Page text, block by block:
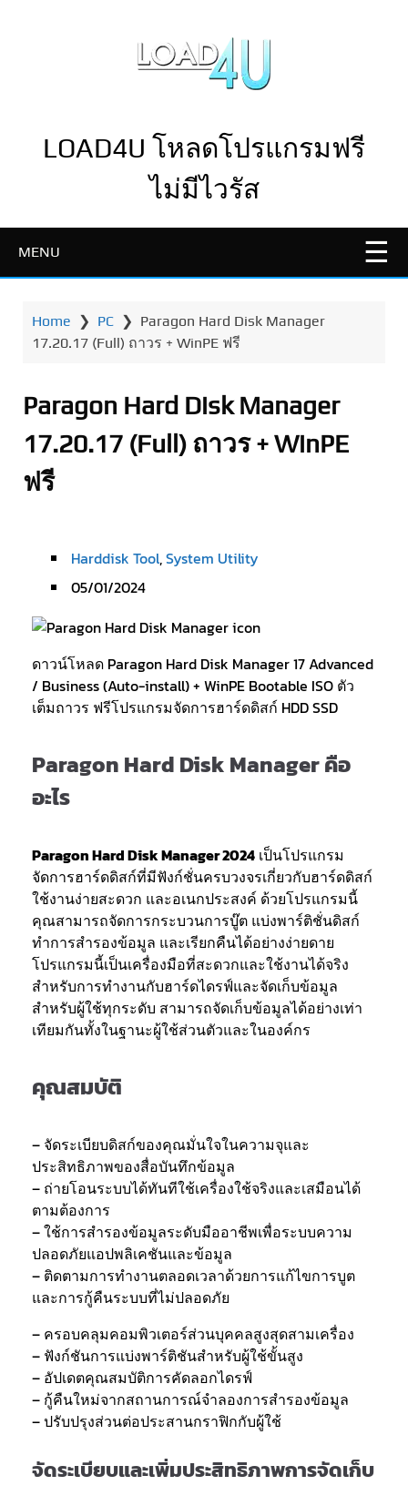
LOAD4U โหลดโปรแกรมฟรี
ไม่มีไวรัส
MENU
Home ❯ PC ❯ Paragon Hard Disk Manager
17.20.17 (Full) ถาวร + WinPE ฟรี
Paragon Hard Disk Manager
17.20.17 (Full) ถาวร + WinPE
ฟรี
Harddisk Tool,System Utility
05/01/2024
ดาวน์โหลด Paragon Hard Disk Manager 17 Advanced
/ Business (Auto-install) + WinPE Bootable ISO ตัว
เต็มถาวร ฟรีโปรแกรมจัดการฮาร์ดดิสก์ HDD SSD
Paragon Hard Disk Manager คือ
อะไร
Paragon Hard Disk Manager 2024 เป็นโปรแกรม
จัดการฮาร์ดดิสก์ที่มีฟังก์ชั่นครบวงจรเกี่ยวกับฮาร์ดดิสก์
ใช้งานง่ายสะดวก และอเนกประสงค์ ด้วยโปรแกรมนี้
คุณสามารถจัดการกระบวนการบู๊ต แบ่งพาร์ติชั่นดิสก์
ทำการสำรองข้อมูล และเรียกคืนได้อย่างง่ายดาย
โปรแกรมนี้เป็นเครื่องมือที่สะดวกและใช้งานได้จริง
สำหรับการทำงานกับฮาร์ดไดรฟ์และจัดเก็บข้อมูล
สำหรับผู้ใช้ทุกระดับ สามารถจัดเก็บข้อมูลได้อย่างเท่า
เทียมกันทั้งในฐานะผู้ใช้ส่วนตัวและในองค์กร
คุณสมบัติ
– จัดระเบียบดิสก์ของคุณมั่นใจในความจุและ
ประสิทธิภาพของสื่อบันทึกข้อมูล
– ถ่ายโอนระบบได้ทันทีใช้เครื่องใช้จริงและเสมือนได้
ตามต้องการ
– ใช้การสำรองข้อมูลระดับมืออาชีพเพื่อระบบความ
ปลอดภัยแอปพลิเคชันและข้อมูล
– ติดตามการทำงานตลอดเวลาด้วยการแก้ไขการบูต
และการกู้คืนระบบที่ไม่ปลอดภัย
– ครอบคลุมคอมพิวเตอร์ส่วนบุคคลสูงสุดสามเครื่อง
– ฟังก์ชันการแบ่งพาร์ติชันสำหรับผู้ใช้ขั้นสูง
– อัปเดตคุณสมบัติการคัดลอกไดรฟ์
– กู้คืนใหม่จากสถานการณ์จำลองการสำรองข้อมูล
– ปรับปรุงส่วนต่อประสานกราฟิกกับผู้ใช้
จัดระเบียบและเพิ่มประสิทธิภาพการจัดเก็บ